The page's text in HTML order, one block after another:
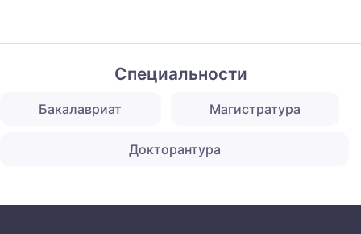
Специальности
Бакалавриат Магистратура
Докторантура